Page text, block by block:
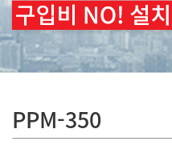
PPM-350